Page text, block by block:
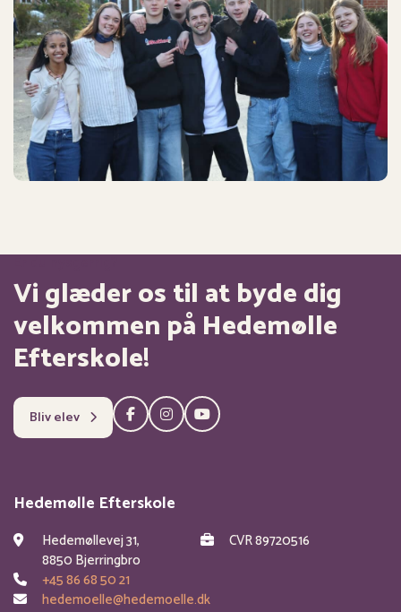
Vi glæder os til at byde dig
velkommen på Hedemølle
Efterskole!
Bliv elev
Hedemølle Efterskole
Hedemøllevej 31,
8850 Bjerringbro
CVR 89720516
+45 86 68 50 21
hedemoelle@hedemoelle.dk